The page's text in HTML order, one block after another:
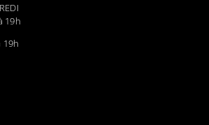
19h
19h